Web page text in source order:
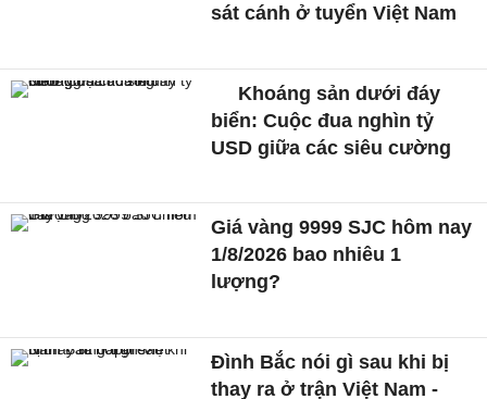
sát cánh ở tuyển Việt Nam
Khoáng sản dưới đáy
biển: Cuộc đua nghìn tỷ
USD giữa các siêu cường
Giá vàng 9999 SJC hôm nay
1/8/2026 bao nhiêu 1
lượng?
Đình Bắc nói gì sau khi bị
thay ra ở trận Việt Nam -